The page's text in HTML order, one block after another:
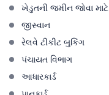
ખેડુતની જમીન જોવા માટે
જીસ્વાન
રેલવે ટીકીટ બુકિંગ
પંચાયત વિભાગ
આધારકાર્ડ